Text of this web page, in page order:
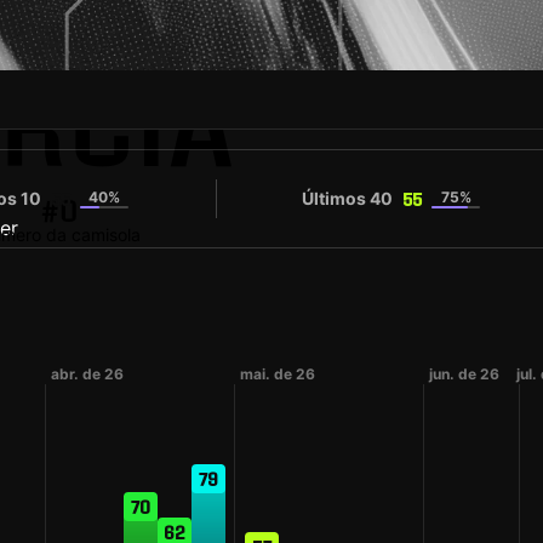
da camisola
10 40% Últimos 40 55 75%
abr. de 26
70
62
79
mai. de 26 jun. de 26 jul.